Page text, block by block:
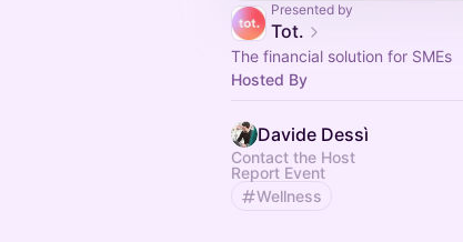
Presented by
Tot.
The financial solution for SMEs
Hosted By
Davide Dessì
Contact the Host
Report Event
Wellness